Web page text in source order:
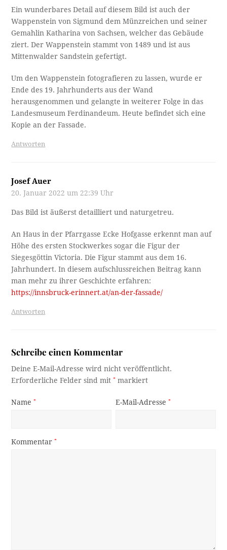
Ein wunderbares Detail auf diesem Bild ist auch der
Wappenstein von Sigmund dem Münzreichen und seiner
Gemahlin Katharina von Sachsen, welcher das Gebäude
ziert. Der Wappenstein stammt von 1489 und ist aus
Mittenwalder Sandstein gefertigt.
Um den Wappenstein fotografieren zu lassen, wurde er
Ende des 19. Jahrhunderts aus der Wand
herausgenommen und gelangte in weiterer Folge in das
Landesmuseum Ferdinandeum. Heute befindet sich eine
Kopie an der Fassade.
Antworten
Josef Auer
20. Januar 2022 um 22:39 Uhr
Das Bild ist äußerst detailliert und naturgetreu.
An Haus in der Pfarrgasse Ecke Hofgasse erkennt man auf
Höhe des ersten Stockwerkes sogar die Figur der
Siegesgöttin Victoria. Die Figur stammt aus dem 16.
Jahrhundert. In diesem aufschlussreichen Beitrag kann
man mehr zu ihrer Geschichte erfahren:
https://innsbruck-erinnert.at/an-der-fassade/
Antworten
Schreibe einen Kommentar
Deine E-Mail-Adresse wird nicht veröffentlicht.
Erforderliche Felder sind mit* markiert
Name* E-Mail-Adresse*
Kommentar*